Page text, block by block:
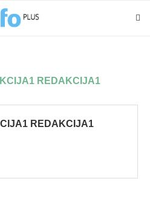
REDAKCIJA1
REDAKCIJA1